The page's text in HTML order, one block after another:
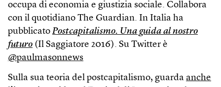
occupa di economia e giustizia sociale. Collabora
con il quotidiano The Guardian. In Italia ha
pubblicato Postcapitalismo. Una guida al nostro
futuro (Il Saggiatore 2016). Su Twitter è
@paulmasonnews
Sulla sua teoria del postcapitalismo, guarda anche